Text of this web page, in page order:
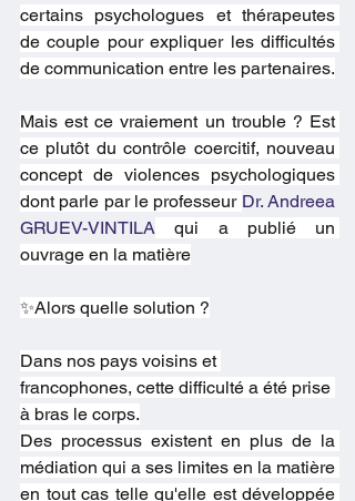
certains psychologues et thérapeutes
de couple pour expliquer les difficultés
de communication entre les partenaires.
Mais est ce vraiement un trouble ? Est
ce plutôt du contrôle coercitif, nouveau
concept de violences psychologiques
dont parle par le professeur Dr. Andreea
GRUEV-VINTILA qui a publié un
ouvrage en la matière
✨Alors quelle solution ?
Dans nos pays voisins et
francophones, cette difficulté a été prise
à bras le corps.
Des processus existent en plus de la
médiation qui a ses limites en la matière
en tout cas telle qu'elle est développée